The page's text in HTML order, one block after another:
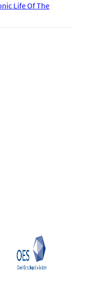
Life Of The